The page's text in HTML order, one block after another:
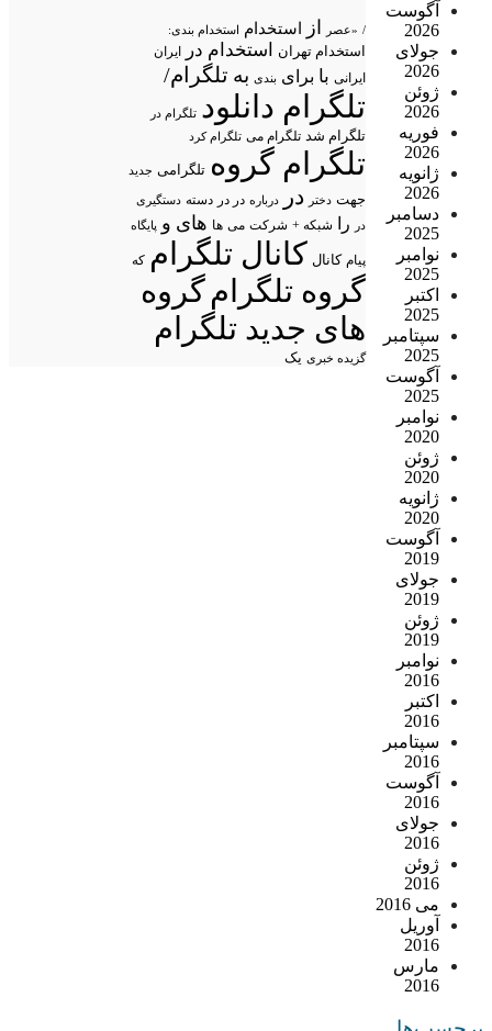
آگوست
2026
جولای
2026
ژوئن
2026
فوریه
2026
ژانویه
2026
دسامبر
2025
نوامبر
2025
اکتبر
2025
سپتامبر
2025
آگوست
2025
نوامبر
2020
ژوئن
2020
ژانویه
2020
آگوست
2019
جولای
2019
ژوئن
2019
نوامبر
2016
اکتبر
2016
سپتامبر
2016
آگوست
2016
جولای
2016
ژوئن
2016
می 2016
آوریل
2016
مارس
2016
/ «عصر از استخدام استخدام بندی:
استخدام تهران استخدام در ایران
ایرانی با برای بندی به تلگرام/
تلگرام دانلود تلگرام در
تلگرام شد تلگرام می تلگرام کرد
تلگرام گروه تلگرامی جدید
جهت دختر در درباره در در دسته دستگیری
در
را شبکه + شرکت می ها های و پایگاه
پیام کانال کانال تلگرام که
گروه تلگرامگروه
های جدید تلگرام
گزیده خبری یک